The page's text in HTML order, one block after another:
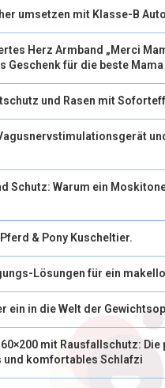
umsetzen mit Klasse-B
Herz Armband „Merci
Geschenk für die beste Mama
und Rasen mit
Schutz: Warum ein
& Pony Kuscheltier.
Lösungen für ein
ein in die Welt der
mit Rausfallschutz:
und komfortables Schlafzi